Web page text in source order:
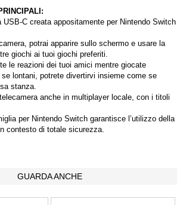
USB-C creata appositamente per Nintendo Switch
potrai apparire sullo schermo e usare la
giochi ai tuoi giochi preferiti.
le reazioni dei tuoi amici mentre giocate
lontani, potrete divertirvi insieme come se
stanza.
anche in multiplayer locale, con i titoli
per Nintendo Switch garantisce l’utilizzo della
contesto di totale sicurezza.
GUARDA ANCHE